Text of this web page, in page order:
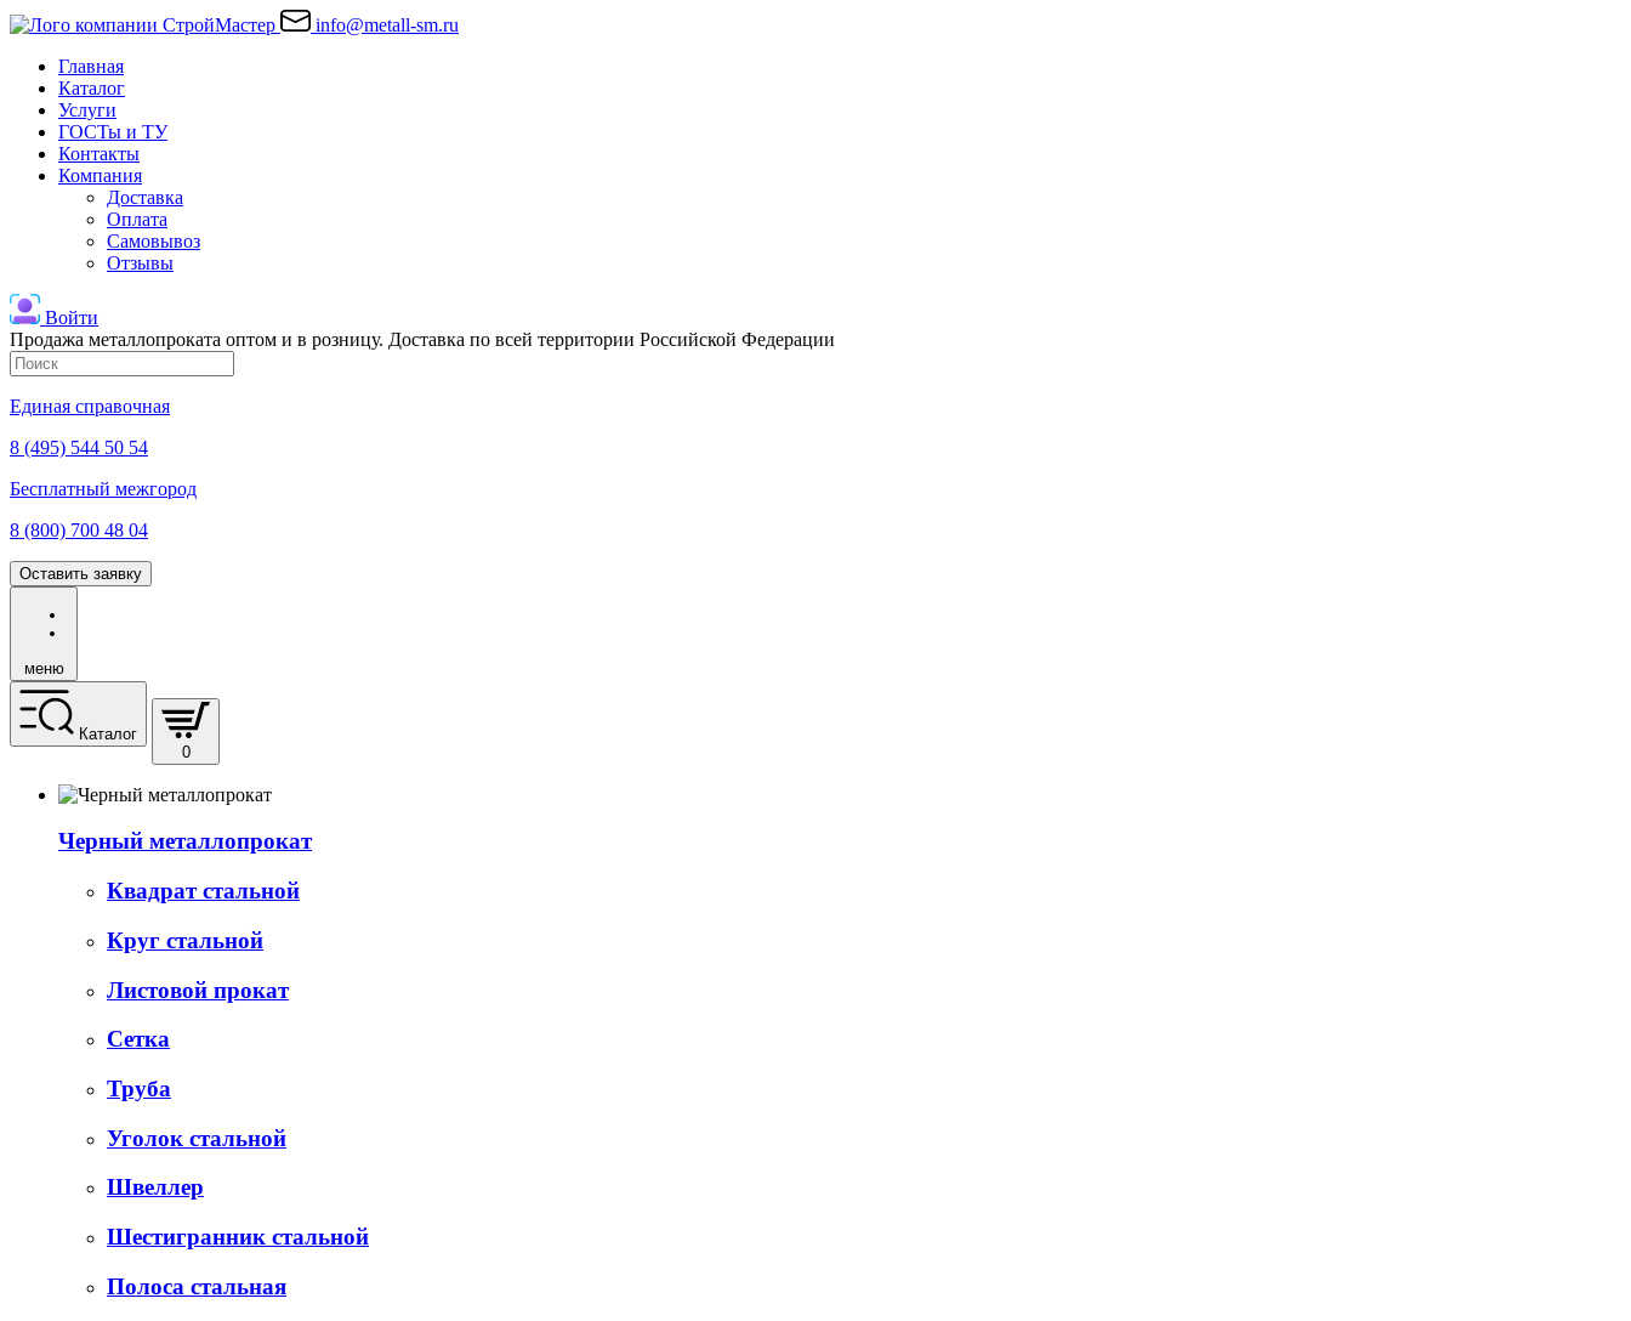
info@metall-sm.ru
Главная
Каталог
Услуги
ГОСТы и ТУ
Контакты
Компания
Доставка
Оплата
Самовывоз
Отзывы
Войти
Продажа металлопроката оптом и в розницу. Доставка по всей территории Российской Федерации
Единая справочная
8 (495) 544 50 54
Бесплатный межгород
8 (800) 700 48 04
Оставить заявку
меню
Каталог
0
Черный металлопрокат
Квадрат стальной
Круг стальной
Листовой прокат
Сетка
Труба
Уголок стальной
Швеллер
Шестигранник стальной
Полоса стальная